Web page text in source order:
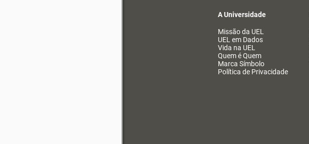
A Universidade
Missão da UEL
UEL em Dados
Vida na UEL
Quem é Quem
Marca Símbolo
Política de Privacidade